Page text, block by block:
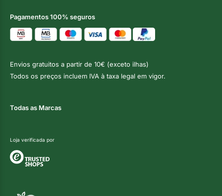
Pagamentos 100% seguros
Envios gratuitos a partir de 10€ (exceto ilhas)
Todos os preços incluem IVA à taxa legal em vigor.
Todas as Marcas
Loja verificada por